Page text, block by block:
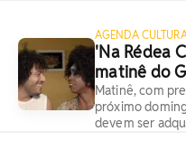
AGENDA
'Na Rédea
matinê do
Matinê, com
próximo
devem ser